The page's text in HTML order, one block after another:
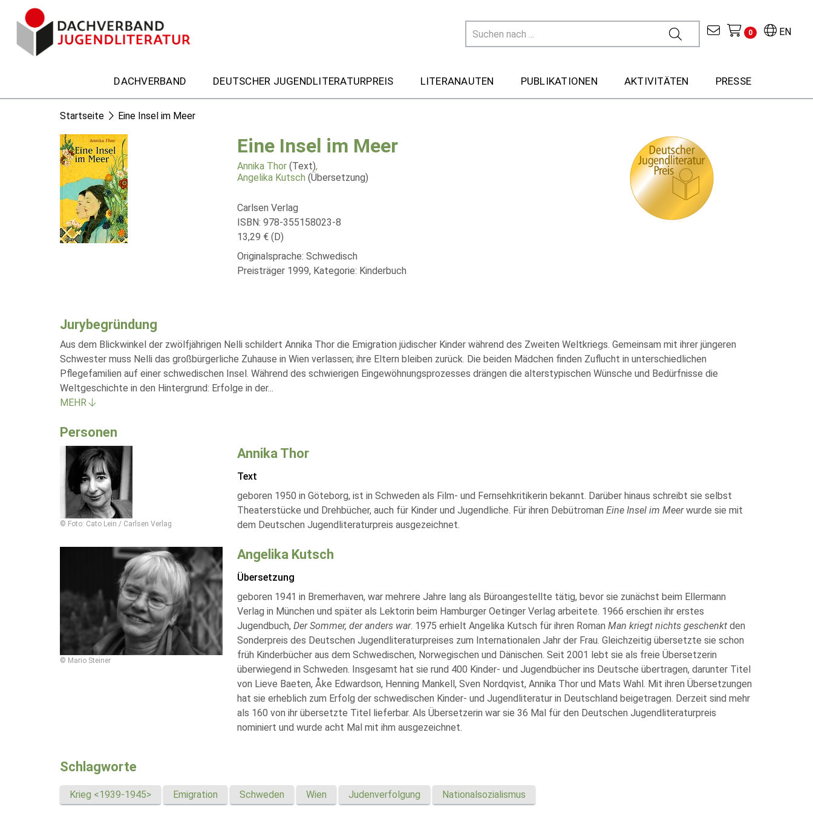
EN
0
DACHVERBAND DEUTSCHER JUGENDLITERATURPREIS LITERANAUTEN PUBLIKATIONEN AKTIVITÄTEN PRESSE
Startseite Eine Insel im Meer
Eine Insel im Meer
Annika Thor (Text),
Angelika Kutsch (Übersetzung)
Carlsen Verlag
ISBN: 978-355158023-8
13,29 € (D)
Originalsprache: Schwedisch
Preisträger 1999, Kategorie: Kinderbuch
Jurybegründung
Aus dem Blickwinkel der zwölfjährigen Nelli schildert Annika Thor die Emigration jüdischer Kinder während des Zweiten Weltkriegs. Gemeinsam mit ihrer jüngeren
Schwester muss Nelli das großbürgerliche Zuhause in Wien verlassen; ihre Eltern bleiben zurück. Die beiden Mädchen finden Zuflucht in unterschiedlichen
Pflegefamilien auf einer schwedischen Insel. Während des schwierigen Eingewöhnungsprozesses drängen die alterstypischen Wünsche und Bedürfnisse die
Weltgeschichte in den Hintergrund: Erfolge in der...
MEHR
Personen
© Foto: Cato Lein / Carlsen Verlag
Annika Thor
Text
geboren 1950 in Göteborg, ist in Schweden als Film- und Fernsehkritikerin bekannt. Darüber hinaus schreibt sie selbst
Theaterstücke und Drehbücher, auch für Kinder und Jugendliche. Für ihren Debütroman Eine Insel im Meerwurde sie mit
dem Deutschen Jugendliteraturpreis ausgezeichnet.
© Mario Steiner
Angelika Kutsch
Übersetzung
geboren 1941 in Bremerhaven, war mehrere Jahre lang als Büroangestellte tätig, bevor sie zunächst beim Ellermann
Verlag in München und später als Lektorin beim Hamburger Oetinger Verlag arbeitete. 1966 erschien ihr erstes
Jugendbuch, Der Sommer, der anders war. 1975 erhielt Angelika Kutsch für ihren Roman Man kriegt nichts geschenktden
Sonderpreis des Deutschen Jugendliteraturpreises zum Internationalen Jahr der Frau. Gleichzeitig übersetzte sie schon
früh Kinderbücher aus dem Schwedischen, Norwegischen und Dänischen. Seit 2001 lebt sie als freie Übersetzerin
überwiegend in Schweden. Insgesamt hat sie rund 400 Kinder- und Jugendbücher ins Deutsche übertragen, darunter Titel
von Lieve Baeten, Åke Edwardson, Henning Mankell, Sven Nordqvist, Annika Thor und Mats Wahl. Mit ihren Übersetzungen
hat sie erheblich zum Erfolg der schwedischen Kinder- und Jugendliteratur in Deutschland beigetragen. Derzeit sind mehr
als 160 von ihr übersetzte Titel lieferbar. Als Übersetzerin war sie 36 Mal für den Deutschen Jugendliteraturpreis
nominiert und wurde acht Mal mit ihm ausgezeichnet.
Schlagworte
Krieg <1939-1945> Emigration Schweden Wien Judenverfolgung Nationalsozialismus